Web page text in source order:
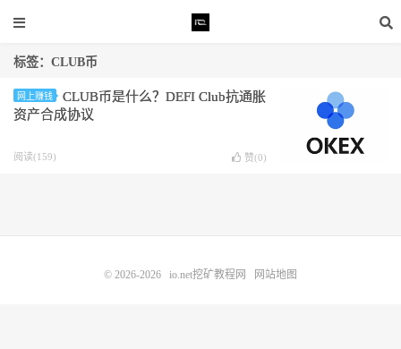
标签：CLUB币
网上赚钱
CLUB币是什么？DEFI Club抗通胀
资产合成协议
阅读(159) 赞(0)
© 2026-2026 io.net挖矿教程网 网站地图